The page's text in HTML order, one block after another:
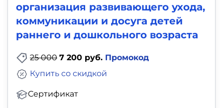
организация развивающего ухода,
коммуникации и досуга детей
раннего и дошкольного возраста
25 000 7 200 руб. Промокод
Сертификат
Купить со скидкой